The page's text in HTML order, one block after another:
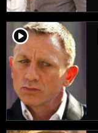
player2